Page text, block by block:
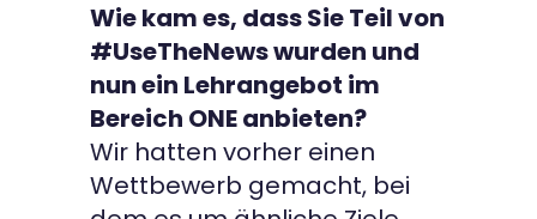
Wie kam es, dass Sie Teil von
#UseTheNews wurden und
nun ein Lehrangebot im
Bereich ONE anbieten?
Wir hatten vorher einen
Wettbewerb gemacht, bei